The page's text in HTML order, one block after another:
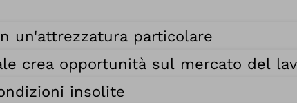
un'attrezzatura particolare
crea opportunità sul mercato del
insolite